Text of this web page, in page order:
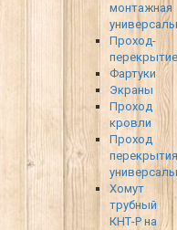
монтажная
Проход-
перекрытие
Фартуки
Экраны
Проход
кровли
Проход
перекрытия
Хомут
трубный
КНТ-Р на